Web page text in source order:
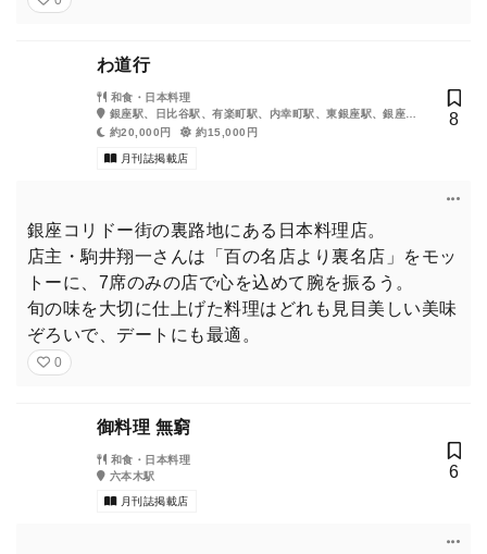
わ道行
和食・日本料理
銀座駅、日比谷駅、有楽町駅、内幸町駅、東銀座駅、銀座一
丁目駅、新橋駅
約20,000円 約15,000円
月刊誌掲載店
8
銀座コリドー街の裏路地にある日本料理店。
店主・駒井翔一さんは「百の名店より裏名店」をモッ
トーに、7席のみの店で心を込めて腕を振るう。
旬の味を大切に仕上げた料理はどれも見目美しい美味
ぞろいで、デートにも最適。
0
御料理 無窮
和食・日本料理
六本木駅
月刊誌掲載店
6